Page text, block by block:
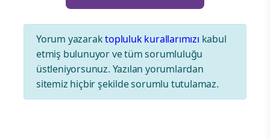
Yorum yazaraktopluluk kurallarımızı kabul
etmiş bulunuyor ve tüm sorumluluğu
üstleniyorsunuz. Yazılan yorumlardan
sitemiz hiçbir şekilde sorumlu tutulamaz.